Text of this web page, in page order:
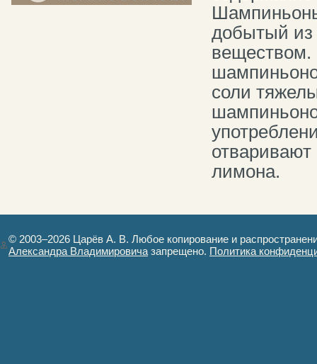
добытый из
веществом.
соли
лимона.
© 2003–2026 Царёв А. В. Любое копирование и
Александра Владимировича запрещено. Политика
Авторизация